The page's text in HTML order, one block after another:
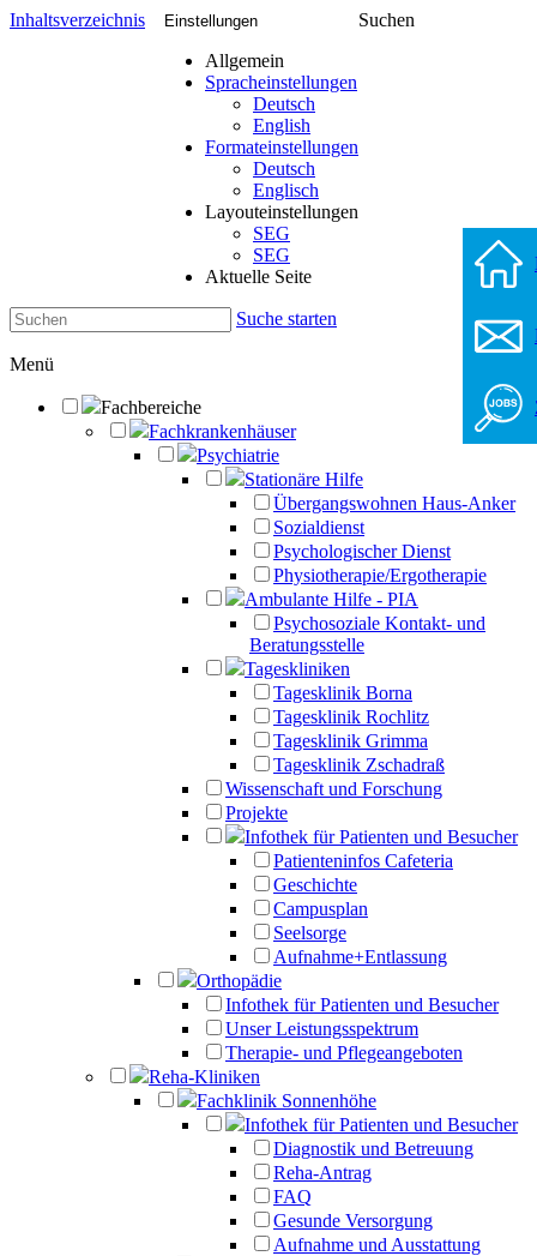
Inhaltsverzeichnis Einstellungen
Allgemein
Spracheinstellungen
Deutsch
English
Formateinstellungen
Deutsch
Englisch
Layouteinstellungen
SEG
SEG
Aktuelle Seite
Suchen
Suche starten
Menü
Fachbereiche
Fachkrankenhäuser
Psychiatrie
Stationäre Hilfe
Übergangswohnen Haus-Anker
Sozialdienst
Psychologischer Dienst
Physiotherapie/Ergotherapie
Ambulante Hilfe - PIA
Psychosoziale Kontakt- und
Beratungsstelle
Tageskliniken
Tagesklinik Borna
Tagesklinik Rochlitz
Tagesklinik Grimma
Tagesklinik Zschadraß
Wissenschaft und Forschung
Projekte
Infothek für Patienten und Besucher
Patienteninfos Cafeteria
Geschichte
Campusplan
Seelsorge
Aufnahme+Entlassung
Orthopädie
Infothek für Patienten und Besucher
Unser Leistungsspektrum
Therapie- und Pflegeangeboten
Reha-Kliniken
Fachklinik Sonnenhöhe
Infothek für Patienten und Besucher
Diagnostik und Betreuung
Reha-Antrag
FAQ
Gesunde Versorgung
Aufnahme und Ausstattung